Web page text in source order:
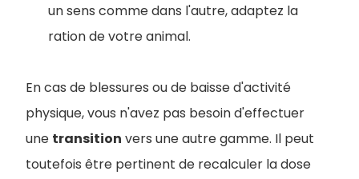
un sens comme dans l'autre, adaptez la
ration de votre animal.
En cas de blessures ou de baisse d'activité
physique, vous n'avez pas besoin d'effectuer
une transition vers une autre gamme. Il peut
toutefois être pertinent de recalculer la dose